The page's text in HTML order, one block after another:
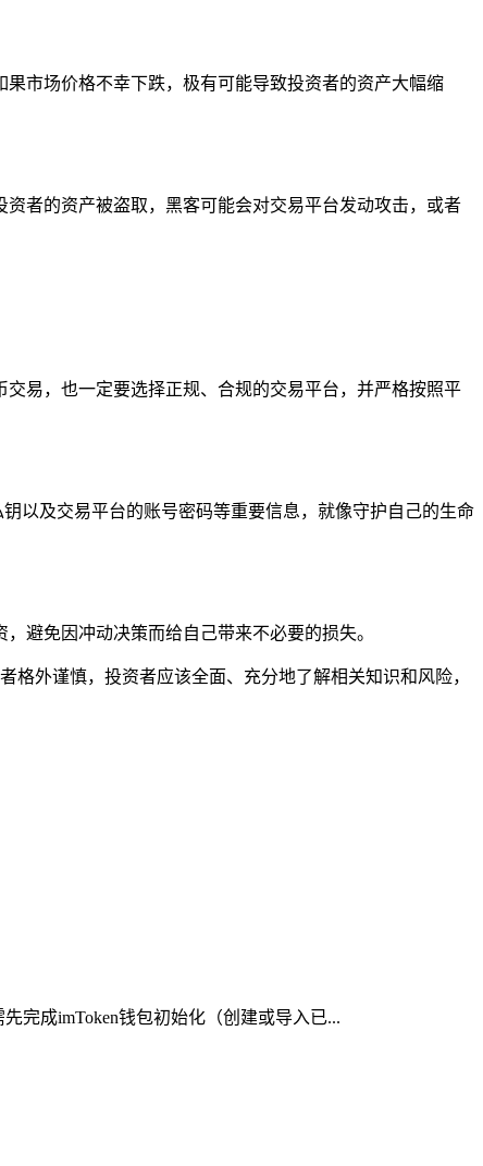
市场价格不幸下跌，极有可能导致投资者的资产大幅缩
者的资产被盗取，黑客可能会对交易平台发动攻击，或者
易，也一定要选择正规、合规的交易平台，并严格按照平
以及交易平台的账号密码等重要信息，就像守护自己的生命
避免因冲动决策而给自己带来不必要的损失。
外谨慎，投资者应该全面、充分地了解相关知识和风险，
完成imToken钱包初始化（创建或导入已...